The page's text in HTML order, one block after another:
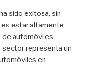
sido exitosa, sin
es estar altamente
de automóviles
representa un
en